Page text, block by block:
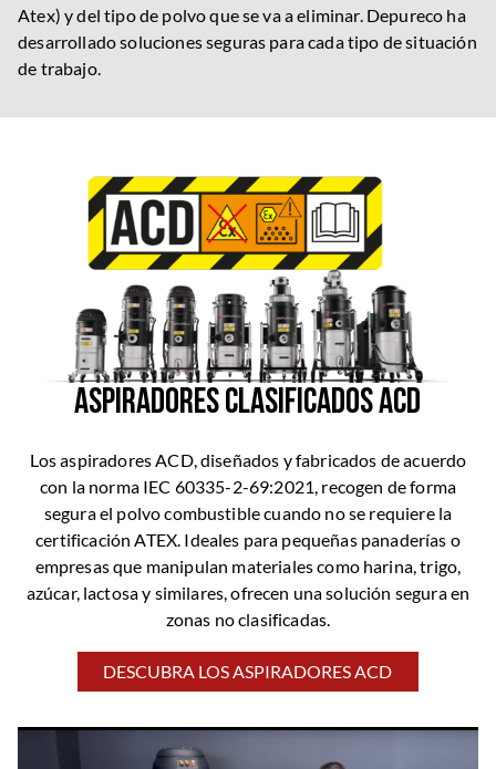
Atex) y del tipo de polvo que se va a eliminar. Depureco ha
desarrollado soluciones seguras para cada tipo de situación
de trabajo.
ASPIRADORES CLASIFICADOS ACD
Los aspiradores ACD, diseñados y fabricados de acuerdo
con la norma IEC 60335-2-69:2021, recogen de forma
segura el polvo combustible cuando no se requiere la
certificación ATEX. Ideales para pequeñas panaderías o
empresas que manipulan materiales como harina, trigo,
azúcar, lactosa y similares, ofrecen una solución segura en
zonas no clasificadas.
DESCUBRA LOS ASPIRADORES ACD